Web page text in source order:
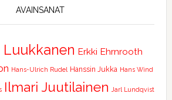
AVAINSANAT
Luukkanen Erkki Ehrnrooth
Hans-Ulrich Rudel Hanssin Jukka Hans Wind
Ilmari Juutilainen Jarl Lundqvist